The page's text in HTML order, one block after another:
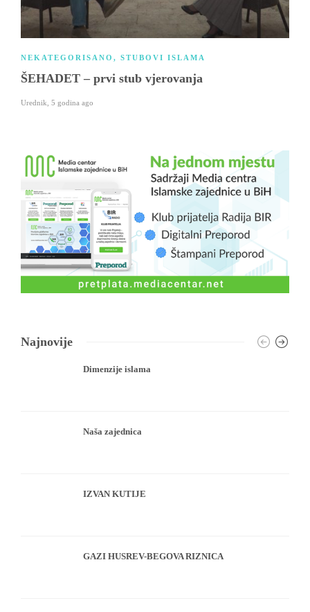
NEKATEGORISANO , STUBOVI ISLAMA
ŠEHADET – prvi stub vjerovanja
Urednik 5 godina ago
Najnovije
Dimenzije islama
Naša zajednica
IZVAN KUTIJE
GAZI HUSREV-BEGOVA RIZNICA